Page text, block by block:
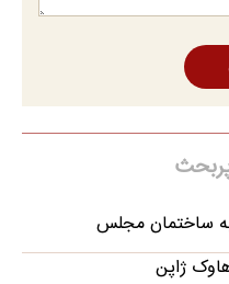
به ساختمان مجلس
ژاپن